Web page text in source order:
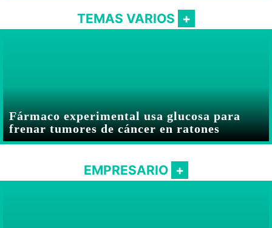
TEMAS VARIOS
Fármaco experimental usa glucosa para
frenar tumores de cáncer en ratones
EMPRESARIO